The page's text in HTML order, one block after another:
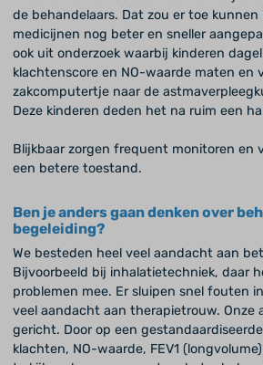
de behandelaars. Dat zou er toe
medicijnen nog beter en sneller
ook uit onderzoek waarbij kinderen
klachtenscore en NO-waarde maten en
zakcomputertje naar de
Deze kinderen deden het na ruim een
Blijkbaar zorgen frequent monitoren en
een betere toestand.
Ben je anders gaan denken over
begeleiding?
We besteden heel veel aandacht aan
Bijvoorbeeld bij inhalatietechniek, daar
problemen mee. Er sluipen snel fouten
veel aandacht aan therapietrouw. Onze
gericht. Door op een
klachten, NO-waarde, FEV1